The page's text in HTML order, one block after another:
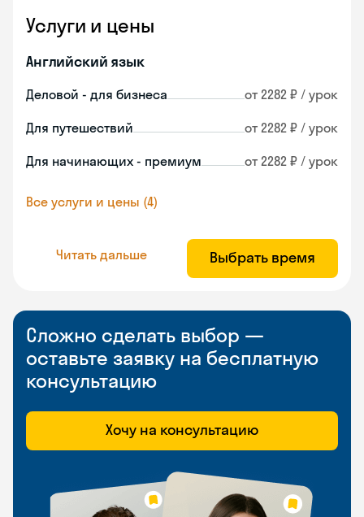
Услуги и цены
Английский язык
Деловой - для бизнеса от 2282 ₽ / урок
Для путешествий от 2282 ₽ / урок
Для начинающих - премиум от 2282 ₽ / урок
Все услуги и цены (4)
Читать дальше Выбрать время
Сложно сделать выбор —
оставьте заявку на бесплатную
консультацию
Хочу на консультацию